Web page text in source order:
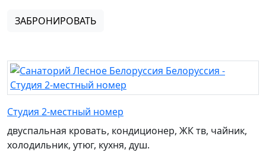
ЗАБРОНИРОВАТЬ
Студия 2-местный номер
двуспальная кровать, кондиционер, ЖК тв, чайник,
холодильник, утюг, кухня, душ.